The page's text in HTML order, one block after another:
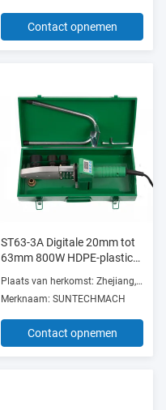
Contact opnemen
ST63-3A Digitale 20mm tot
63mm 800W HDPE-plastic
oververhitting
Plaats van herkomst: Zhejiang, China
Merknaam: SUNTECHMACH
Contact opnemen